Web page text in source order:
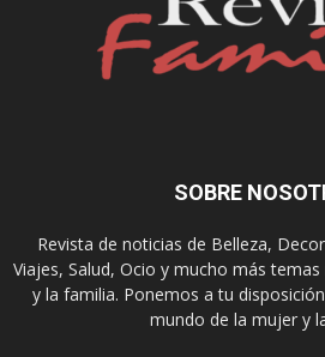
SOBRE
Revista de noticias de Belleza,
Viajes, Salud, Ocio y mucho más
y la familia. Ponemos a tu
mundo de la mujer y